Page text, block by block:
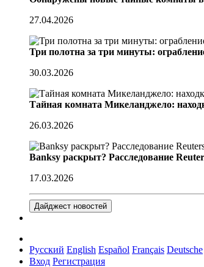
27.04.2026
Три полотна за три минуты:
30.03.2026
Тайная комната Микеланджело:
26.03.2026
Banksy раскрыт? Расследование
17.03.2026
Дайджест новостей
Русский English Español Français Deutsche
Вход Регистрация